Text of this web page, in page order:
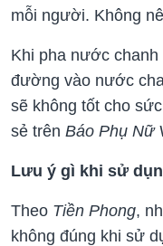
mỗi người. Không
Khi pha nước
đường vào nước
sẽ không tốt cho
sẻ trên Báo Phụ Nữ
Lưu ý gì khi sử
Theo Tiền Phong,
không đúng khi sử